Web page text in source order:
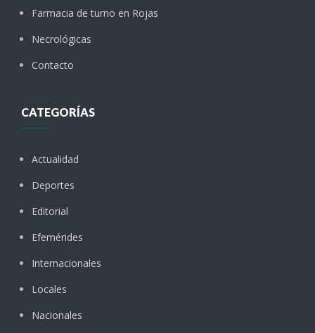
Farmacia de turno en Rojas
Necrológicas
Contacto
CATEGORÍAS
Actualidad
Deportes
Editorial
Efemérides
Internacionales
Locales
Nacionales